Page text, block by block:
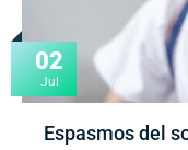
02
Jul
Espasmos del